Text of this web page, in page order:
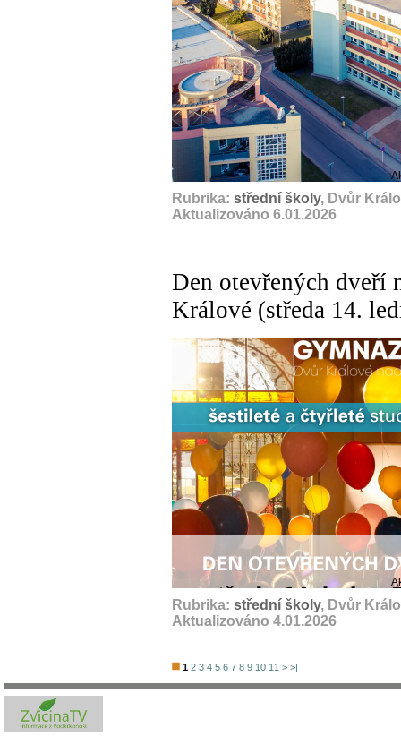
Rubrika: střední školy, Dvůr
Aktualizováno 6.01.2026
Den otevřených dveří
Králové (středa 14.
Rubrika: střední školy, Dvůr
Aktualizováno 4.01.2026
1 2 3 4 5 6 7 8 9 10 11 > >|